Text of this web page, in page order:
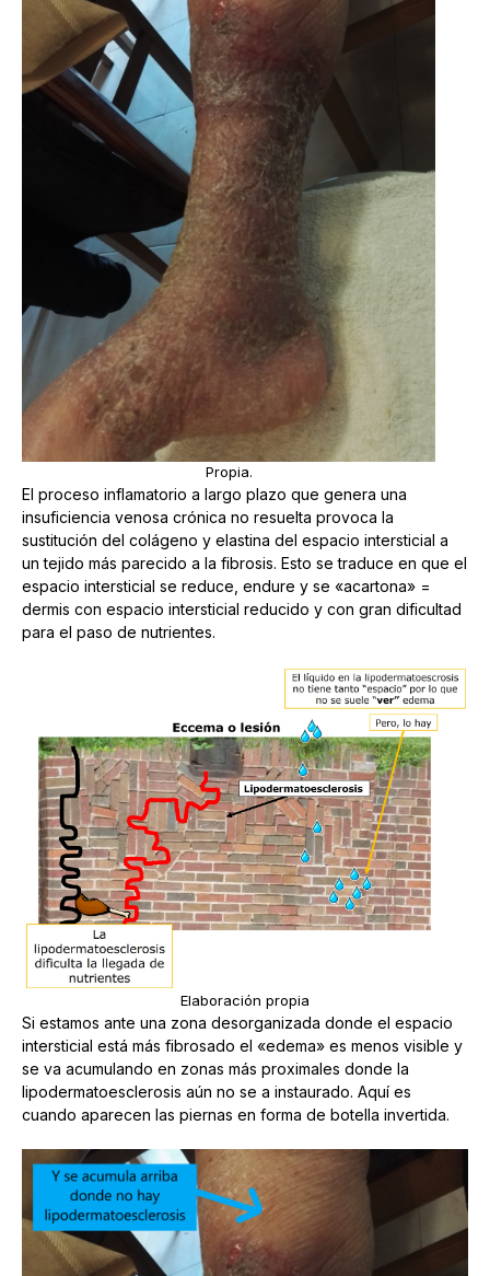
Propia.
El proceso inflamatorio a largo plazo que genera una
insuficiencia venosa crónica no resuelta provoca la
sustitución del colágeno y elastina del espacio intersticial a
un tejido más parecido a la fibrosis. Esto se traduce en que el
espacio intersticial se reduce, endure y se «acartona» =
dermis con espacio intersticial reducido y con gran dificultad
para el paso de nutrientes.
Elaboración propia
Si estamos ante una zona desorganizada donde el espacio
intersticial está más fibrosado el «edema» es menos visible y
se va acumulando en zonas más proximales donde la
lipodermatoesclerosis aún no se a instaurado. Aquí es
cuando aparecen las piernas en forma de botella invertida.